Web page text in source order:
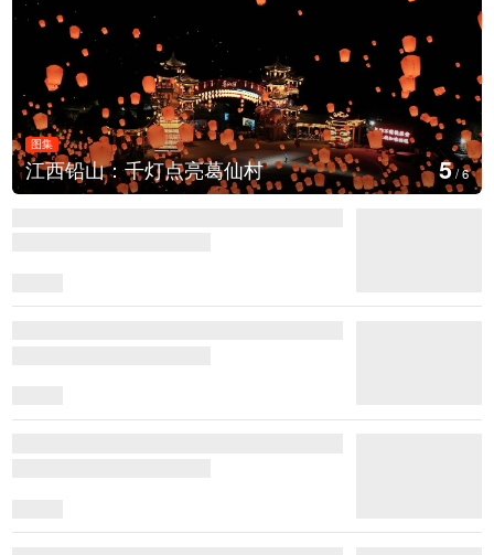
图集
上海：七彩稻田画迎最佳观赏期 6/6